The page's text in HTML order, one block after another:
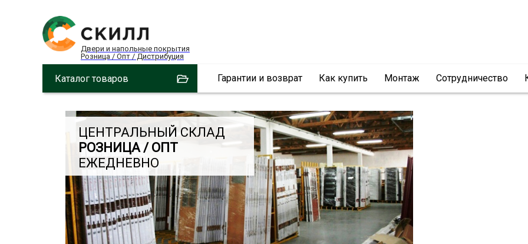
Двери и напольные покрытия
Розница / Опт / Дистрибуция
Каталог товаров Гарантии и возврат Как купить Монтаж Сотрудничество
ЦЕНТРАЛЬНЫЙ СКЛАД
РОЗНИЦА / ОПТ
ЕЖЕДНЕВНО